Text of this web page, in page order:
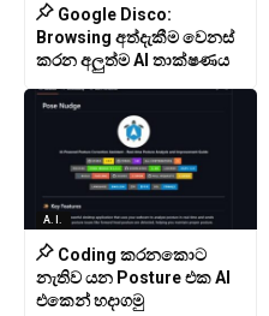
Google Disco:
Browsing අත්දැකීම වෙනස්
කරන අලුත්ම AI තාක්ෂණය
A.I.
Coding කරනකොට
නැතිව යන Posture එක AI
එකෙන් හදාගමු